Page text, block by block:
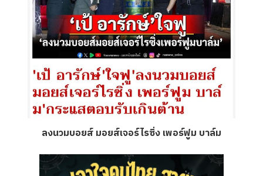
ลงนวมบอยส์ มอยส์เจอร์ไรซิ่ง เพอร์ฟูม บาล์ม